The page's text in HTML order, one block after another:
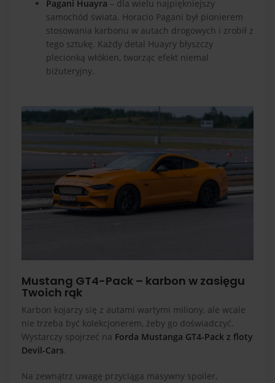
Pagani Huayra – dla wielu najpiękniejszy
samochód świata. Horacio Pagani był pionierem
stosowania karbonu w autach drogowych i zrobił z
tego sztukę. Każdy detal Huayry błyszczy
plecionką włókien, tworząc efekt niemal
biżuteryjny.
Mustang GT4-Pack – karbon w zasięgu
Twoich rąk
Karbon kojarzy się z autami wartymi miliony, ale wcale
nie trzeba być kolekcjonerem, żeby go doświadczyć.
Wystarczy spojrzeć na Forda Mustanga GT4-Pack z floty
Devil-Cars.
Na zewnątrz uwagę przyciąga masywny spoiler,